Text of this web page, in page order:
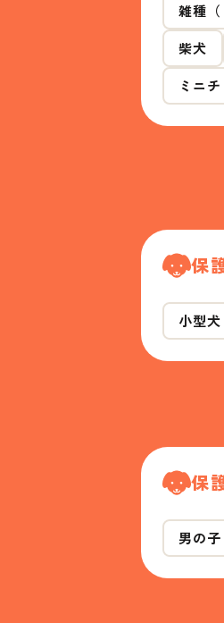
雑種（
柴犬
ミニ
保
小型犬
保
男の子